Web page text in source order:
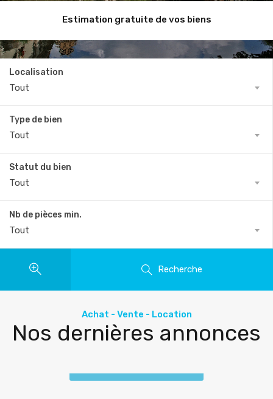
Estimation gratuite de vos biens
Vente de maisons et appartements dans le Bas-Rhin
Achat / Vente / Location de biens immobiliers
?
Localisation
Tout
Type de bien
Tout
Statut du bien
Tout
Nb de pièces min.
Tout
Recherche
Achat - Vente - Location
Nos dernières annonces